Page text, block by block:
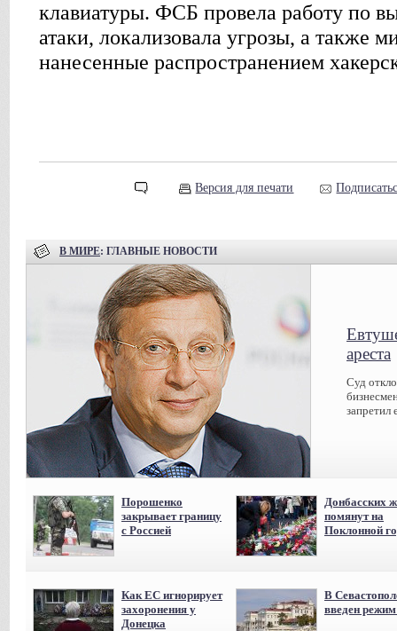
клавиатуры. ФСБ провела работу по
атаки, локализовала угрозы, а также
нанесенные распространением
Версия для печати
В МИРЕ: ГЛАВНЫЕ НОВОСТИ
ареста
Суд
запретил
Порошенко
закрывает границу
с Россией
Донбасских
помянут на
Поклонной
Как ЕС игнорирует
захоронения у
Донецка
В
введен